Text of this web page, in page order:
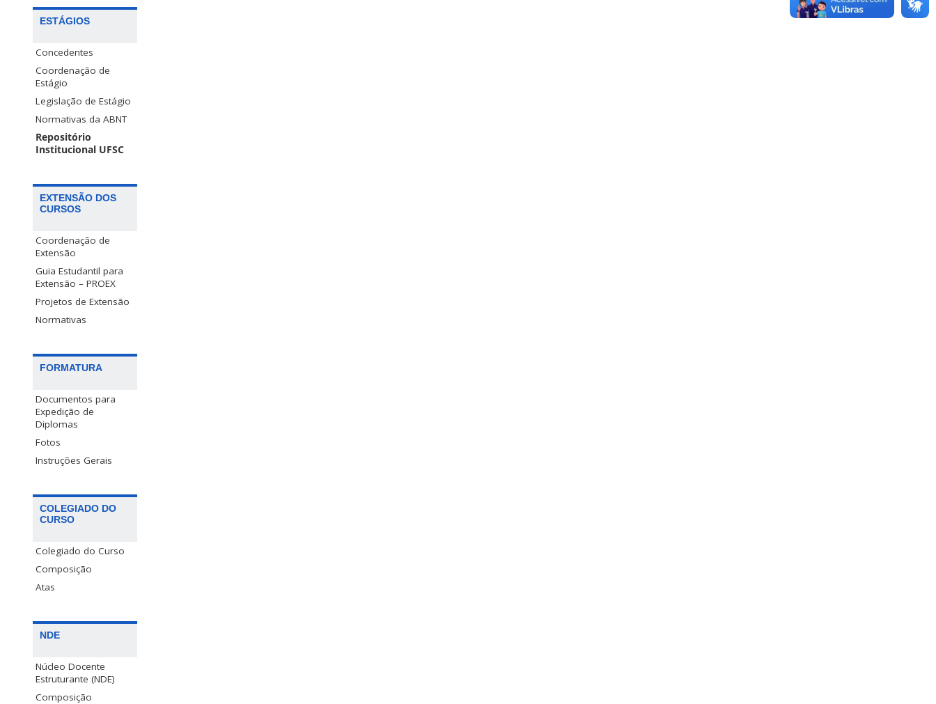
ESTÁGIOS
Concedentes
Coordenação de
Estágio
Legislação de Estágio
Normativas da ABNT
Repositório
Institucional UFSC
EXTENSÃO DOS
CURSOS
Coordenação de
Extensão
Guia Estudantil para
Extensão – PROEX
Projetos de Extensão
Normativas
FORMATURA
Documentos para
Expedição de
Diplomas
Fotos
Instruções Gerais
COLEGIADO DO
CURSO
Colegiado do Curso
Composição
Atas
NDE
Núcleo Docente
Estruturante (NDE)
Composição